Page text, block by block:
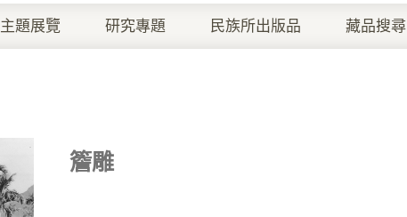
主題展覽 研究專題 民族所出版品 藏品搜尋
簷雕